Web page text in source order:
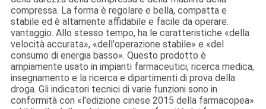
compressa. La forma è regolare e bella, compatta e
stabile ed è altamente affidabile e facile da operare.
vantaggio. Allo stesso tempo, ha le caratteristiche «della
velocità accurata», «dell'operazione stabile» e «del
consumo di energia basso». Questo prodotto è
ampiamente usato in impianti farmaceutici, ricerca medica,
insegnamento e la ricerca e dipartimenti di prova della
droga. Gli indicatori tecnici di varie funzioni sono in
conformità con «l'edizione cinese 2015 della farmacopea»